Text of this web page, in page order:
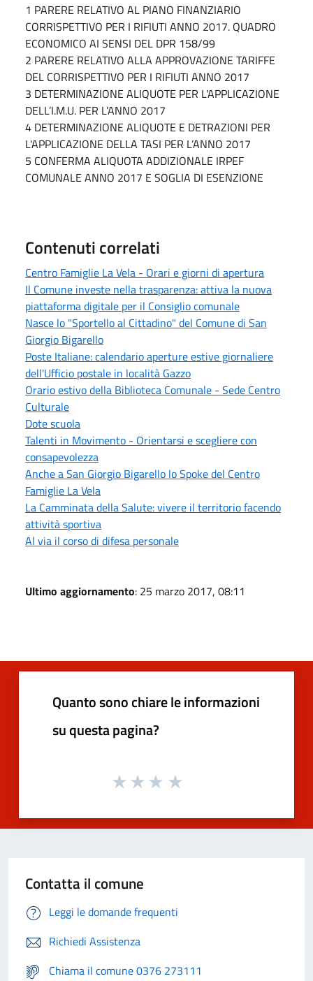
1 PARERE RELATIVO AL PIANO FINANZIARIO
CORRISPETTIVO PER I RIFIUTI ANNO 2017. QUADRO
ECONOMICO AI SENSI DEL DPR 158/99
2 PARERE RELATIVO ALLA APPROVAZIONE TARIFFE
DEL CORRISPETTIVO PER I RIFIUTI ANNO 2017
3 DETERMINAZIONE ALIQUOTE PER L'APPLICAZIONE
DELL’I.M.U. PER L’ANNO 2017
4 DETERMINAZIONE ALIQUOTE E DETRAZIONI PER
L'APPLICAZIONE DELLA TASI PER L’ANNO 2017
5 CONFERMA ALIQUOTA ADDIZIONALE IRPEF
COMUNALE ANNO 2017 E SOGLIA DI ESENZIONE
Contenuti correlati
Centro Famiglie La Vela - Orari e giorni di apertura
Il Comune investe nella trasparenza: attiva la nuova
piattaforma digitale per il Consiglio comunale
Nasce lo "Sportello al Cittadino" del Comune di San
Giorgio Bigarello
Poste Italiane: calendario aperture estive giornaliere
dell'Ufficio postale in località Gazzo
Orario estivo della Biblioteca Comunale - Sede Centro
Culturale
Dote scuola
Talenti in Movimento - Orientarsi e scegliere con
consapevolezza
Anche a San Giorgio Bigarello lo Spoke del Centro
Famiglie La Vela
La Camminata della Salute: vivere il territorio facendo
attività sportiva
Al via il corso di difesa personale
Ultimo aggiornamento: 25 marzo 2017, 08:11
Quanto sono chiare le informazioni
su questa pagina?
Contatta il comune
Leggi le domande frequenti
Richiedi Assistenza
Chiama il comune 0376 273111